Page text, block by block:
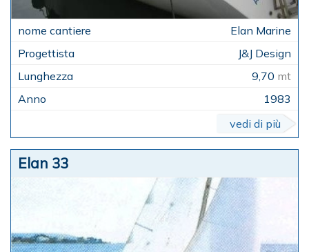
Elan Marine
J&J Design
9,70 mt
1983
vedi di più
Elan 33